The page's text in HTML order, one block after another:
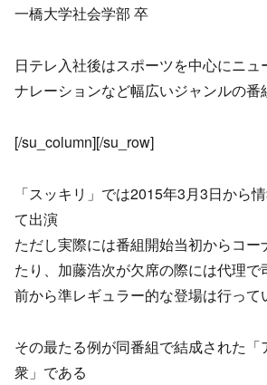
一橋大学社会学部 卒
日テレ入社後はスポーツを中心にニュ
ナレーションなど幅広いジャンルの番
[/su_column][/su_row]
「スッキリ」では2015年3月3日から
て出演
ただし実際には番組開始当初からコー
たり、加藤浩次が欠席の際には代理で
前から準レギュラー的な登場は行って
その最たる例が同番組で結成された「
衆」である